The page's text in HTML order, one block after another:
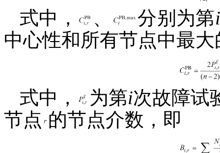
式中， 、 分别为第i
中心性和所有节点中最
式中， 为第i次故障试
节点 的节点介数，即